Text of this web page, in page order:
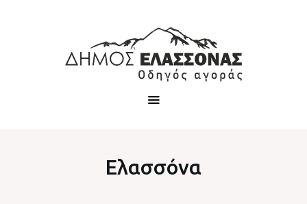
Ελασσόνα